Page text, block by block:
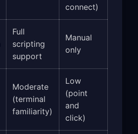
connect)
Full
scripting
support
Manual
only
Moderate
(terminal
familiarity)
Low
(point
and
click)